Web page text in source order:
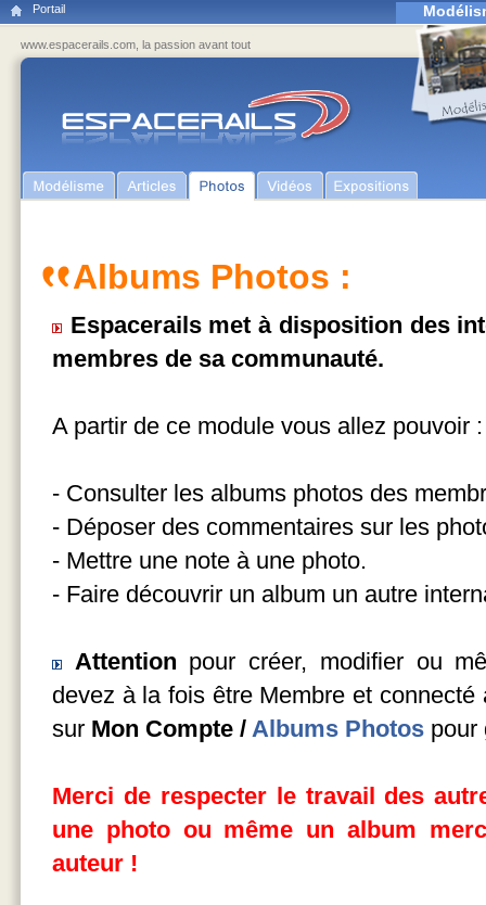
Portail
www.espacerails.com, la passion avant tout
Albums Photos :
Espacerails met à disposition des
membres de sa communauté.
A partir de ce module vous allez pouvoir :
- Consulter les albums photos des
- Déposer des commentaires sur les
- Mettre une note à une photo.
- Faire découvrir un album un autre
Attention pour créer, modifier ou
devez à la fois être Membre et
sur Mon Compte / Albums Photos pour
Merci de respecter le travail des
une photo ou même un album
auteur !